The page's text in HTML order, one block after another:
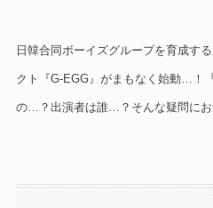
日韓合同ボーイズグループを育成す
クト『G-EGG』がまもなく始動…！
の…？出演者は誰…？そんな疑問にお